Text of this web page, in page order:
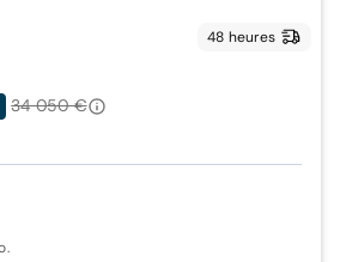
48 heures
34 050 €